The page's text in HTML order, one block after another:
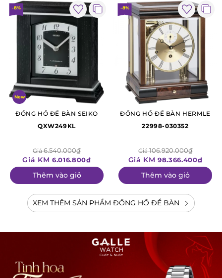
-8%
New
ĐỒNG HỒ ĐỂ BÀN SEIKO
QXW249KL
Giá6.540.000₫
Giá KM 6.016.800₫
Thêm vào giỏ
-8%
ĐỒNG HỒ ĐỂ BÀN HERMLE
22998-030352
Giá106.920.000₫
Giá KM 98.366.400₫
Thêm vào giỏ
XEM THÊM SẢN PHẨM ĐỒNG HỒ ĐỂ BÀN